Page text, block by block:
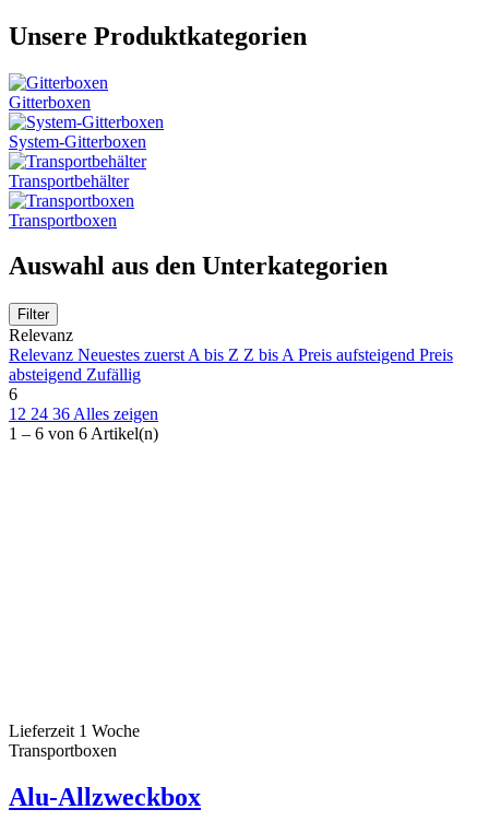
Unsere Produktkategorien
Gitterboxen
System-Gitterboxen
Transportbehälter
Transportboxen
Auswahl aus den Unterkategorien
Ausgewählte Filter
Alle Filter entfernen
Kategorien
Gitterboxen
System-Gitterboxen
Filter
Relevanz
Relevanz Neuestes zuerst A bis Z Z bis A Preis aufsteigend Preis
absteigend Zufällig
6
12 24 36 Alles zeigen
1 – 6 von 6 Artikel(n)
Lieferzeit 1 Woche
Transportboxen
Alu-Allzweckbox